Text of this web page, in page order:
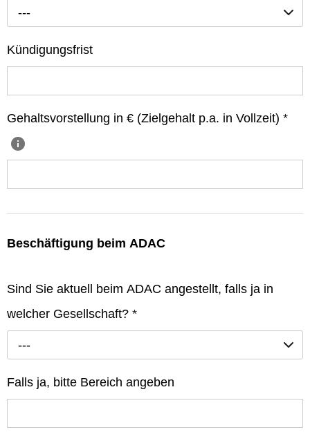
---
Kündigungsfrist
Gehaltsvorstellung in € (Zielgehalt p.a. in Vollzeit) *
Beschäftigung beim ADAC
Sind Sie aktuell beim ADAC angestellt, falls ja in
welcher Gesellschaft? *
---
Falls ja, bitte Bereich angeben